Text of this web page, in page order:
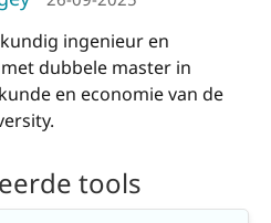
ingenieur en
dubbele master in
en economie van de
tools